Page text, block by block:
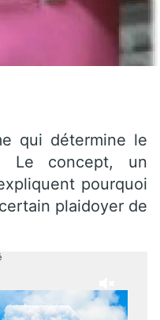
qui détermine le
Le concept, un
pourquoi
plaidoyer de